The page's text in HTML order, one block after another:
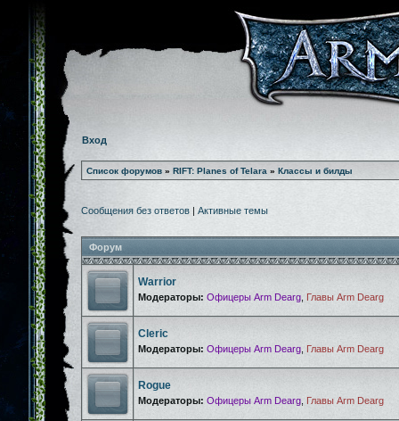
Вход
Список форумов » RIFT: Planes of Telara » Классы и билды
Сообщения без ответов | Активные темы
Форум
Warrior
Модераторы: Офицеры Arm Dearg Главы Arm Dearg
Cleric
Модераторы: Офицеры Arm Dearg Главы Arm Dearg
Rogue
Модераторы: Офицеры Arm Dearg Главы Arm Dearg